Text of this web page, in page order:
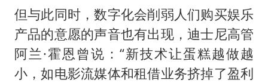
但与此同时，数字化会削弱人们购买娱乐
产品的意愿的声音也有出现，迪士尼高管
阿兰·霍恩曾说：“新技术让蛋糕越做越
小，如电影流媒体和租借业务挤掉了盈利